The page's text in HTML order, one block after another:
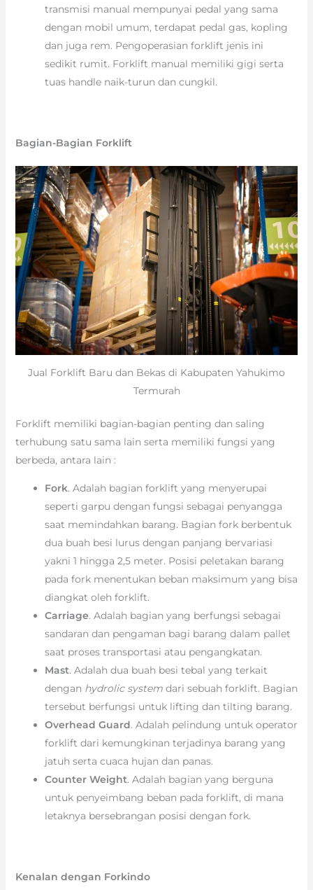
transmisi manual mempunyai pedal yang sama
dengan mobil umum, terdapat pedal gas, kopling
dan juga rem. Pengoperasian forklift jenis ini
sedikit rumit. Forklift manual memiliki gigi serta
tuas handle naik-turun dan cungkil.
Bagian-Bagian Forklift
Jual Forklift Baru dan Bekas di Kabupaten Yahukimo
Termurah
Forklift memiliki bagian-bagian penting dan saling
terhubung satu sama lain serta memiliki fungsi yang
berbeda, antara lain :
Fork. Adalah bagian forklift yang menyerupai
seperti garpu dengan fungsi sebagai penyangga
saat memindahkan barang. Bagian fork berbentuk
dua buah besi lurus dengan panjang bervariasi
yakni 1 hingga 2,5 meter. Posisi peletakan barang
pada fork menentukan beban maksimum yang bisa
diangkat oleh forklift.
Carriage. Adalah bagian yang berfungsi sebagai
sandaran dan pengaman bagi barang dalam pallet
saat proses transportasi atau pengangkatan.
Mast. Adalah dua buah besi tebal yang terkait
dengan hydrolic systemdari sebuah forklift. Bagian
tersebut berfungsi untuk lifting dan tilting barang.
Overhead Guard. Adalah pelindung untuk operator
forklift dari kemungkinan terjadinya barang yang
jatuh serta cuaca hujan dan panas.
Counter Weight. Adalah bagian yang berguna
untuk penyeimbang beban pada forklift, di mana
letaknya bersebrangan posisi dengan fork.
Kenalan dengan Forkindo